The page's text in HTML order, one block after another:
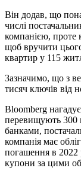
Він додав, що
числі
компанією, проте
щоб вручити
квартир у 115
Зазначимо, що з
тисяч ключів від
Bloomberg
перевищують 300
банками,
компанія має
погашення в 2022
купони за цими